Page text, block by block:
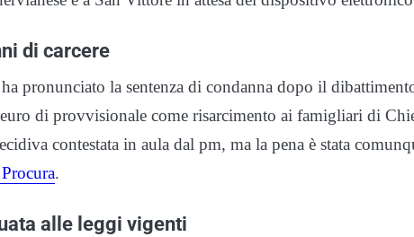
di carcere
pronunciato la sentenza di condanna dopo il
di provvisionale come risarcimento ai famigliari di
contestata in aula dal pm, ma la pena è stata
.
alle leggi vigenti